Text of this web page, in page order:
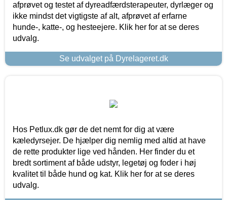
afprøvet og testet af dyreadfærdsterapeuter, dyrlæger og
ikke mindst det vigtigste af alt, afprøvet af erfarne
hunde-, katte-, og hesteejere. Klik her for at se deres
udvalg.
Se udvalget på Dyrelageret.dk
Hos Petlux.dk gør de det nemt for dig at være
kæledyrsejer. De hjælper dig nemlig med altid at have
de rette produkter lige ved hånden. Her finder du et
bredt sortiment af både udstyr, legetøj og foder i høj
kvalitet til både hund og kat. Klik her for at se deres
udvalg.